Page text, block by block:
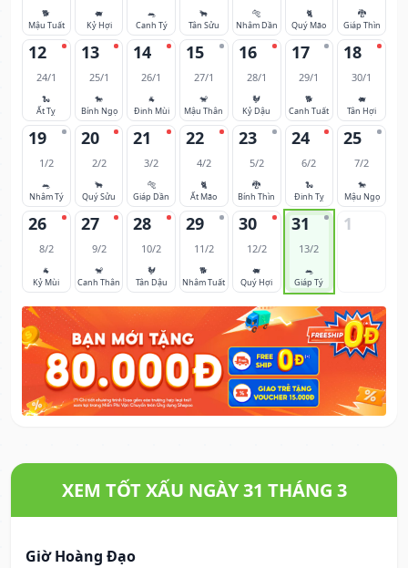
🐕
Mậu Tuất
🐖
Kỷ Hợi
🐀
Canh Tý
🐂
Tân Sửu
🐅
Nhâm Dần
🐈
Quý Mão
🐉
Giáp Thìn
12
24/1
🐍
Ất Tỵ
13
25/1
🐎
Bính Ngọ
14
26/1
🐐
Đinh Mùi
15
27/1
🐒
Mậu Thân
16
28/1
🐓
Kỷ Dậu
17
29/1
🐕
Canh Tuất
18
30/1
🐖
Tân Hợi
19
1/2
🐀
Nhâm Tý
20
2/2
🐂
Quý Sửu
21
3/2
🐅
Giáp Dần
22
4/2
🐈
Ất Mão
23
5/2
🐉
Bính Thìn
24
6/2
🐍
Đinh Tỵ
25
7/2
🐎
Mậu Ngọ
26
8/2
🐐
Kỷ Mùi
27
9/2
🐒
Canh Thân
28
10/2
🐓
Tân Dậu
29
11/2
🐕
Nhâm Tuất
30
12/2
🐖
Quý Hợi
31
13/2
🐀
Giáp Tý
1
XEM TỐT XẤU NGÀY 31 THÁNG 3
Giờ Hoàng Đạo